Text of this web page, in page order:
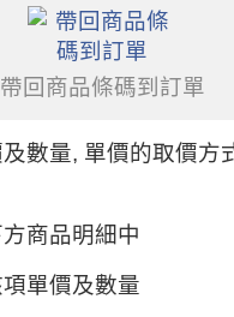
帶回商品條碼到訂單
數量, 單價的取價方
商品明細中
單價及數量